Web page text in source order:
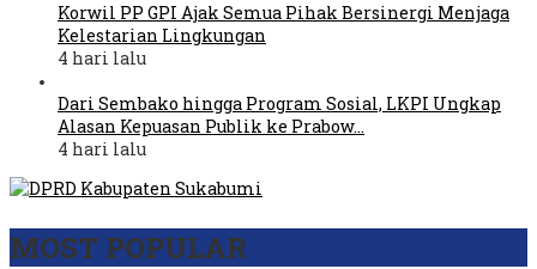
Korwil PP GPI Ajak Semua Pihak Bersinergi Menjaga
Kelestarian Lingkungan
4 hari lalu
Dari Sembako hingga Program Sosial, LKPI Ungkap
Alasan Kepuasan Publik ke Prabow…
4 hari lalu
MOST POPULAR